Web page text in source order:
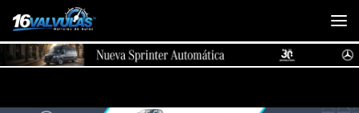
Saltar al contenido